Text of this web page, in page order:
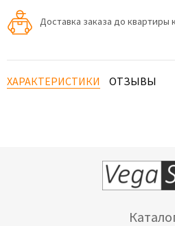
Доставка заказа до квартиры
ХАРАКТЕРИСТИКИ ОТЗЫВЫ